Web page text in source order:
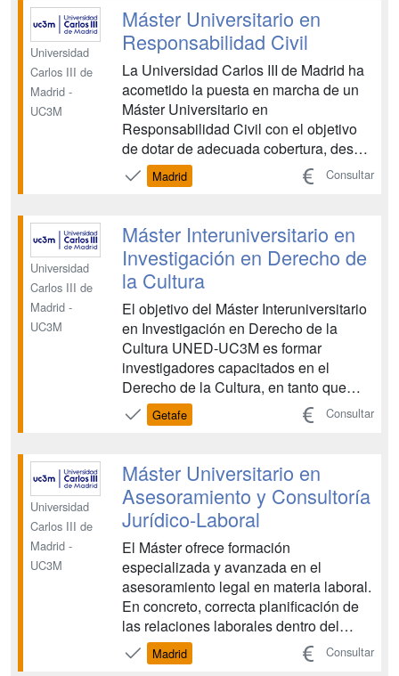
con un enfoque común: el estudio de
todos los aspectos jurídicos ...
Universidad
Carlos III de
Madrid -
UC3M
Máster Universitario en
Responsabilidad Civil
La Universidad Carlos III de Madrid ha
acometido la puesta en marcha de un
Máster Universitario en
Responsabilidad Civil con el objetivo
de dotar de adecuada cobertura, desde
una perspectiva práctica e
investigadora, a un ámbito jurídico de
perspectiva interdisciplinar que
proporciona el Derecho Civil, Mercan...
Madrid Consultar
Universidad
Carlos III de
Madrid -
UC3M
Máster Interuniversitario en
Investigación en Derecho de
la Cultura
El objetivo del Máster Interuniversitario
en Investigación en Derecho de la
Cultura UNED-UC3M es formar
investigadores capacitados en el
Derecho de la Cultura, en tanto que
campo nuevo de estudio e
investigación que se plantea como
plena e integrada en relación con la
cultura (régimen jurídico del
audiovisual, ...
Getafe Consultar
Universidad
Carlos III de
Madrid -
UC3M
Máster Universitario en
Asesoramiento y Consultoría
Jurídico-Laboral
El Máster ofrece formación
especializada y avanzada en el
asesoramiento legal en materia laboral.
En concreto, correcta planificación de
las relaciones laborales dentro del
marco normativo, dirección y gestión de
personal en departamentos jurídicos y
Madrid Consultar